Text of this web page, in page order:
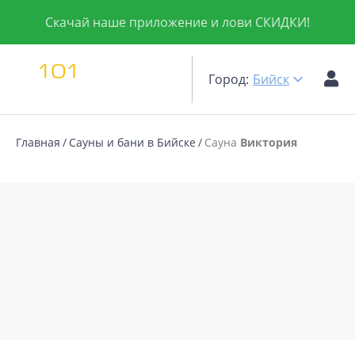
Скачай наше приложение и лови СКИДКИ!
Город: Бийск
Главная Сауны и бани в Бийске Сауна Виктория